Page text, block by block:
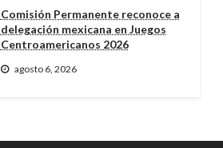
Comisión Permanente reconoce a
delegación mexicana en Juegos
Centroamericanos 2026
agosto 6, 2026